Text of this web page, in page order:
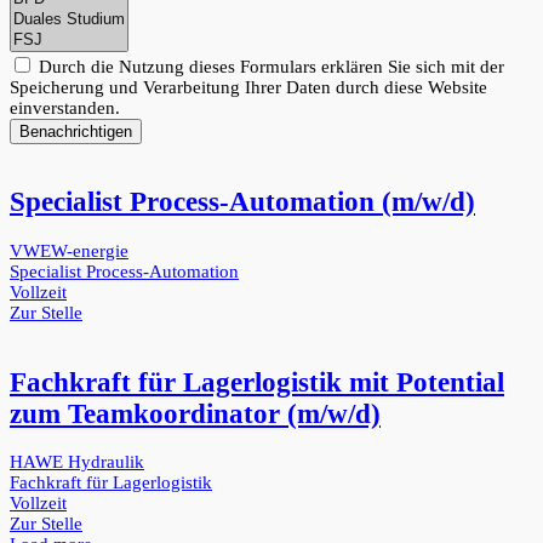
Durch die Nutzung dieses Formulars erklären Sie sich mit der
Speicherung und Verarbeitung Ihrer Daten durch diese Website
einverstanden.
Benachrichtigen
Specialist Process-Automation (m/w/d)
VWEW-energie
Specialist Process-Automation
Vollzeit
Zur Stelle
Fachkraft für Lagerlogistik mit Potential
zum Teamkoordinator (m/w/d)
HAWE Hydraulik
Fachkraft für Lagerlogistik
Vollzeit
Zur Stelle